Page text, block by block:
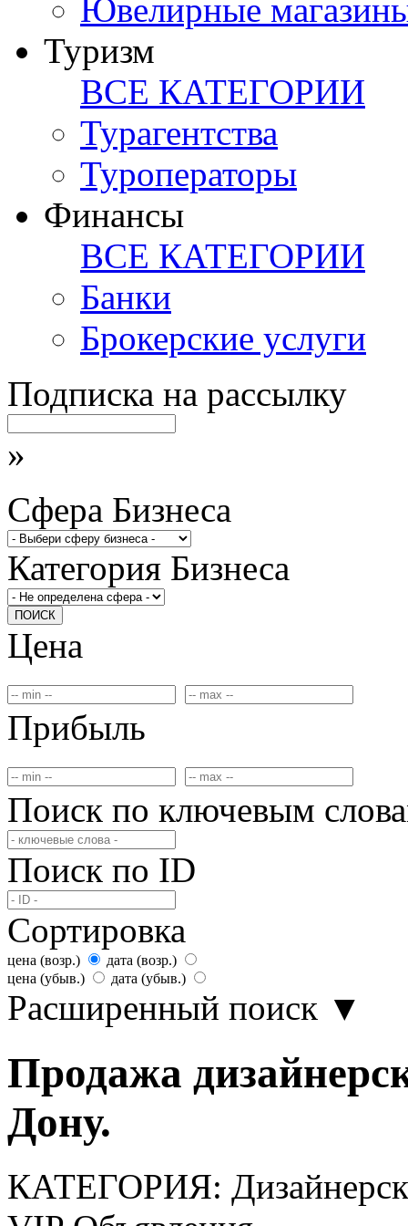
Ювелирные
Туризм
ВСЕ КАТЕГОРИИ
Турагентства
Туроператоры
Финансы
ВСЕ КАТЕГОРИИ
Банки
Брокерские услуги
Подписка на рассылку
»
Сфера Бизнеса
Категория Бизнеса
ПОИСК
Цена
Прибыль
Поиск по ключевым
Поиск по ID
Сортировка
цена (возр.)
дата (возр.)
цена (убыв.)
дата (убыв.)
Расширенный поиск ▼
Продажа
Дону.
КАТЕГОРИЯ: